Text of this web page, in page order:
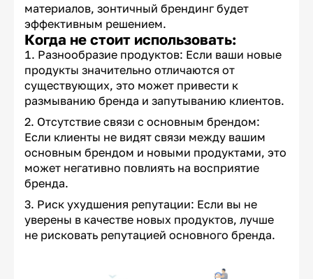
материалов, зонтичный брендинг будет
эффективным решением.
Когда не стоит использовать:
Разнообразие продуктов: Если ваши новые
продукты значительно отличаются от
существующих, это может привести к
размыванию бренда и запутыванию клиентов.
Отсутствие связи с основным брендом:
Если клиенты не видят связи между вашим
основным брендом и новыми продуктами, это
может негативно повлиять на восприятие
бренда.
Риск ухудшения репутации: Если вы не
уверены в качестве новых продуктов, лучше
не рисковать репутацией основного бренда.